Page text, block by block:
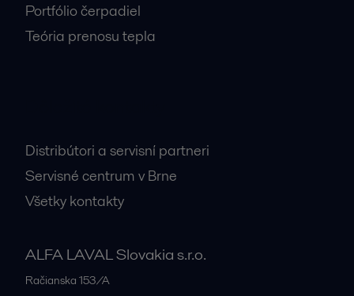
Portfólio čerpadiel
Teória prenosu tepla
Distribútori a servisní partneri
Servisné centrum v Brne
Všetky kontakty
ALFA LAVAL Slovakia s.r.o.
Račianska 153/A